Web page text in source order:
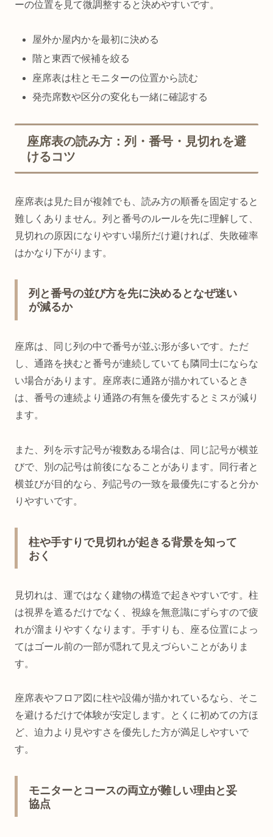
ーの位置を見て微調整すると決めやすいです。
屋外か屋内かを最初に決める
階と東西で候補を絞る
座席表は柱とモニターの位置から読む
発売席数や区分の変化も一緒に確認する
座席表の読み方：列・番号・見切れを避
けるコツ
座席表は見た目が複雑でも、読み方の順番を固定すると
難しくありません。列と番号のルールを先に理解して、
見切れの原因になりやすい場所だけ避ければ、失敗確率
はかなり下がります。
列と番号の並び方を先に決めるとなぜ迷い
が減るか
座席は、同じ列の中で番号が並ぶ形が多いです。ただ
し、通路を挟むと番号が連続していても隣同士にならな
い場合があります。座席表に通路が描かれているとき
は、番号の連続より通路の有無を優先するとミスが減り
ます。
また、列を示す記号が複数ある場合は、同じ記号が横並
びで、別の記号は前後になることがあります。同行者と
横並びが目的なら、列記号の一致を最優先にすると分か
りやすいです。
柱や手すりで見切れが起きる背景を知って
おく
見切れは、運ではなく建物の構造で起きやすいです。柱
は視界を遮るだけでなく、視線を無意識にずらすので疲
れが溜まりやすくなります。手すりも、座る位置によっ
てはゴール前の一部が隠れて見えづらいことがありま
す。
座席表やフロア図に柱や設備が描かれているなら、そこ
を避けるだけで体験が安定します。とくに初めての方ほ
ど、迫力より見やすさを優先した方が満足しやすいで
す。
モニターとコースの両立が難しい理由と妥
協点